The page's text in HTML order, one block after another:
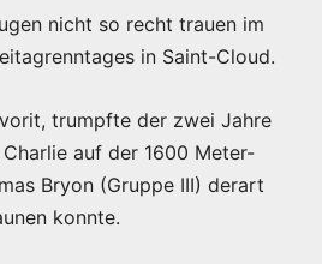
nicht so recht trauen im
in Saint-Cloud.
trumpfte der zwei Jahre
auf der 1600 Meter-
Bryon (Gruppe III) derart
konnte.